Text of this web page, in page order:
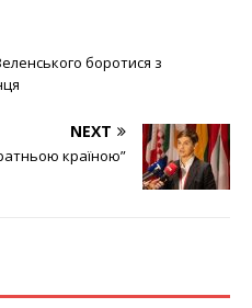
боротися з
NEXT
країною”